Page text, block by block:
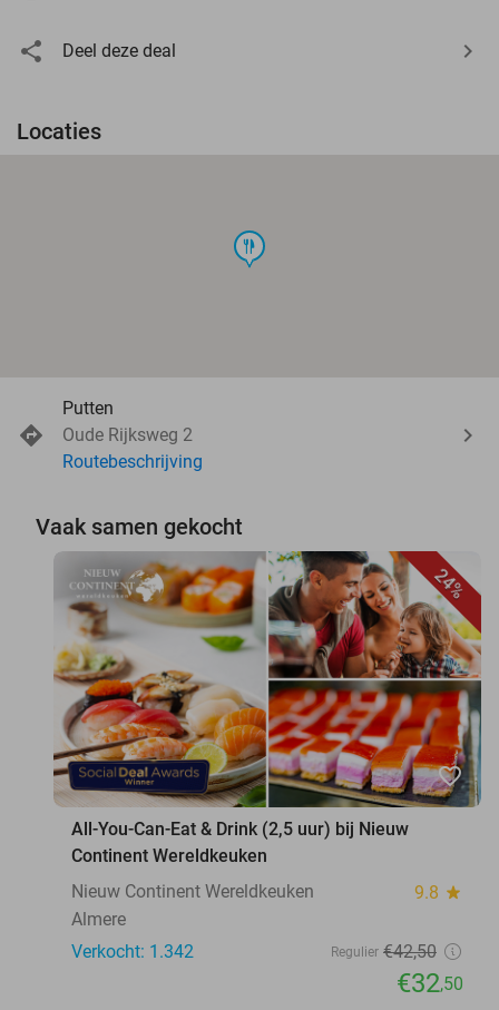
Deel deze deal
Locaties
food
Putten
Oude Rijksweg 2
Routebeschrijving
Vaak samen gekocht
24%
favorite_border
All-You-Can-Eat & Drink (2,5 uur) bij Nieuw
Continent Wereldkeuken
Nieuw Continent Wereldkeuken
9.8 star
Almere
Verkocht: 1.342
Regulier €42,50
€32,50